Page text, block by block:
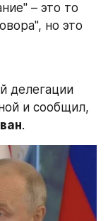
– это то
но это
делегации
и сообщил,
.